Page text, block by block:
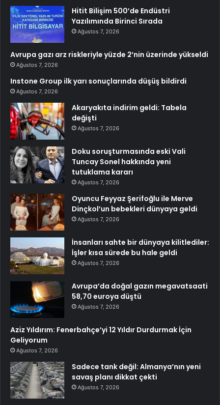
Hitit Bilişim 500’de Endüstri
Yazılımında Birinci Sırada
Ağustos 7, 2026
Avrupa gazı arz riskleriyle yüzde 2’nin üzerinde yükseldi
Ağustos 7, 2026
Instone Group ilk yarı sonuçlarında düşüş bildirdi
Ağustos 7, 2026
Akaryakıta indirim geldi: Tabela
değişti
Ağustos 7, 2026
Doku soruşturmasında eski Vali
Tuncay Sonel hakkında yeni
tutuklama kararı
Ağustos 7, 2026
Oyuncu Feyyaz Şerifoğlu ile Merve
Dinçkol’un bebekleri dünyaya geldi
Ağustos 7, 2026
İnsanları sahte bir dünyaya kilitlediler:
İşler kısa sürede bu hale geldi
Ağustos 7, 2026
Avrupa’da doğal gazın megavatsaati
58,70 euroya düştü
Ağustos 7, 2026
Aziz Yıldırım: Fenerbahçe’yi 12 Yıldır Durdurmak İçin
Geliyorum
Ağustos 7, 2026
Sadece tank değil: Almanya’nın yeni
savaş planı dikkat çekti
Ağustos 7, 2026